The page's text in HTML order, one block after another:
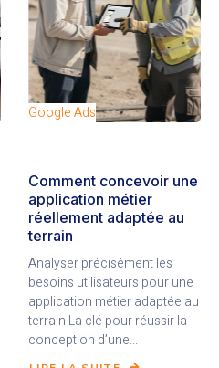
Google Ads
Comment concevoir une
application métier
réellement adaptée au
terrain
Analyser précisément les
besoins utilisateurs pour une
application métier adaptée au
terrain La clé pour réussir la
conception d’une...